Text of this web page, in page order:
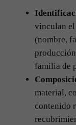
vinculan
(nombre,
familia de
material,
contenido